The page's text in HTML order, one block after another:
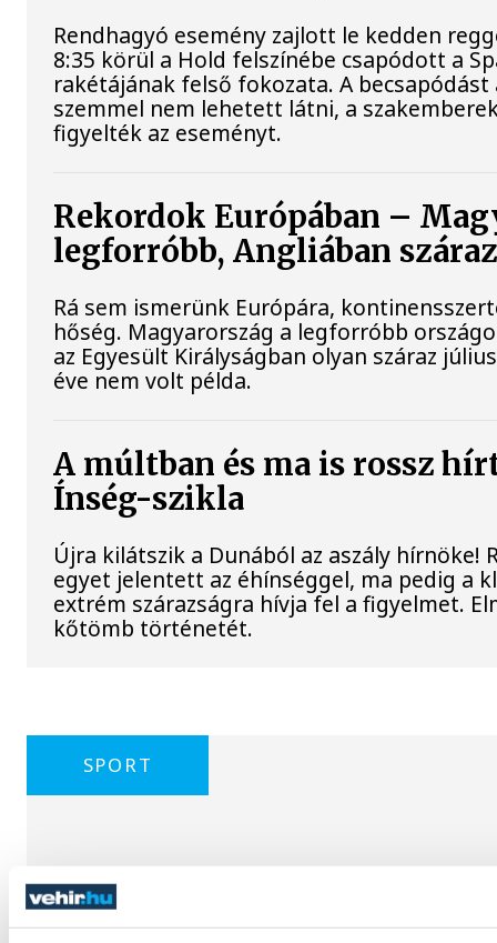
Rendhagyó esemény zajlott le kedden
8:35 körül a Hold felszínébe csapódott a
rakétájának felső fokozata. A becsapódást
szemmel nem lehetett látni, a
figyelték az eseményt.
Rekordok Európában –
legforróbb, Angliában
Rá sem ismerünk Európára,
hőség. Magyarország a legforróbb
az Egyesült Királyságban olyan száraz
éve nem volt példa.
A múltban és ma is rossz
Ínség-szikla
Újra kilátszik a Dunából az aszály hírnöke!
egyet jelentett az éhínséggel, ma pedig a
extrém szárazságra hívja fel a figyelmet.
kőtömb történetét.
SPORT
A Ferencváros egygólos
a Real Madridtól